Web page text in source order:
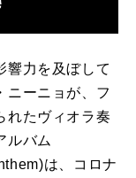
響力を及ぼして
ニーニョが、フ
れたヴィオラ奏
ルバム
は、コロナ